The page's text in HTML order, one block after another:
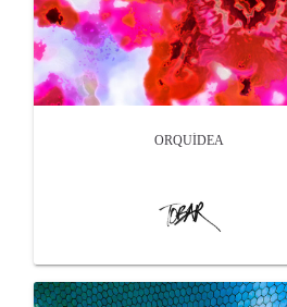
ORQUÍDEA